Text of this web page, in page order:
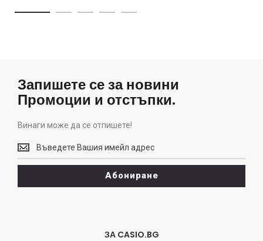
Запишете се за новини
Промоции и отстъпки.
Винаги може да се отпишете!
Винаги
може
да
отпишете!
Абониране
ЗА CASIO.BG